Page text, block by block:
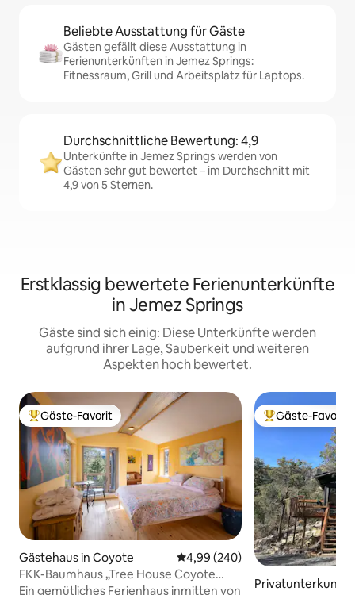
Beliebte Ausstattung für Gäste
Gästen gefällt diese Ausstattung in
Ferienunterkünften in Jemez Springs:
Fitnessraum, Grill und Arbeitsplatz für Laptops.
Durchschnittliche Bewertung: 4,9
Unterkünfte in Jemez Springs werden von
Gästen sehr gut bewertet – im Durchschnitt mit
4,9 von 5 Sternen.
Erstklassig bewertete Ferienunterkünfte
in Jemez Springs
Gäste sind sich einig: Diese Unterkünfte werden
aufgrund ihrer Lage, Sauberkeit und weiteren
Aspekten hoch bewertet.
Beliebter Gäste-Favorit.
Gäste-Favorit
Gästehaus in Coyote Durchschnittliche Bewertung:
4,99 (240)
FKK-Baumhaus „Tree House Coyote
Cottage“
Ein gemütliches Ferienhaus inmitten von
Beliebter Gäste-
Gäste-Favorit
Privatunterkunft